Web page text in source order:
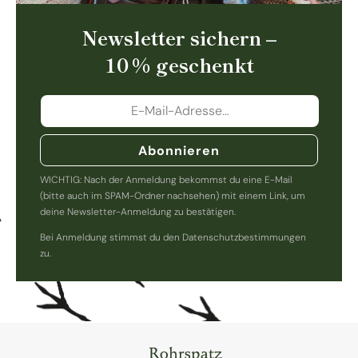
Newsletter sichern –
10 % geschenkt
Abonnieren
WICHTIG: Nach der Anmeldung bekommst du eine E-Mail
(bitte auch im SPAM-Ordner nachsehen) mit einem Link, um
deine Newsletter-Anmeldung zu bestätigen.
Bei Anmeldung stimmst du den Datenschutzbestimmungen
zu.